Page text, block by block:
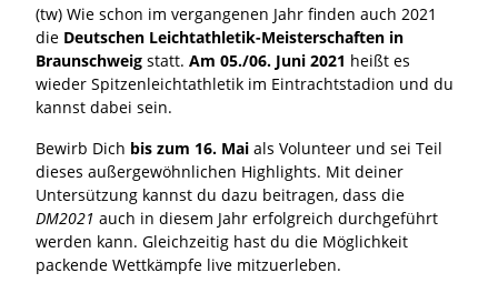
(tw) Wie schon im vergangenen Jahr finden auch 2021
die Deutschen Leichtathletik-Meisterschaften in
Braunschweig statt. Am 05./06. Juni 2021 heißt es
wieder Spitzenleichtathletik im Eintrachtstadion und du
kannst dabei sein.
Bewirb Dich bis zum 16. Mai als Volunteer und sei Teil
dieses außergewöhnlichen Highlights. Mit deiner
Untersützung kannst du dazu beitragen, dass die
DM2021 auch in diesem Jahr erfolgreich durchgeführt
werden kann. Gleichzeitig hast du die Möglichkeit
packende Wettkämpfe live mitzuerleben.